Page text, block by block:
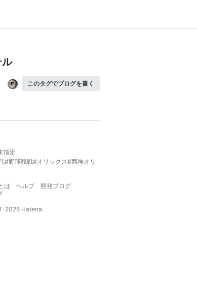
このタグでブログを書く
指定
#野球観戦#オリックス#西神オリ
は
ヘルプ
開発ブログ
2026 Hatena.